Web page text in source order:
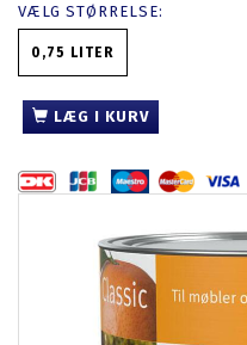
VÆLG STØRRELSE:
0,75 LITER
LÆG I KURV